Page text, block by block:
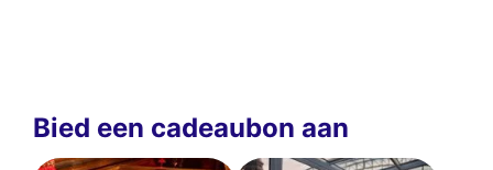
Bied een cadeaubon aan